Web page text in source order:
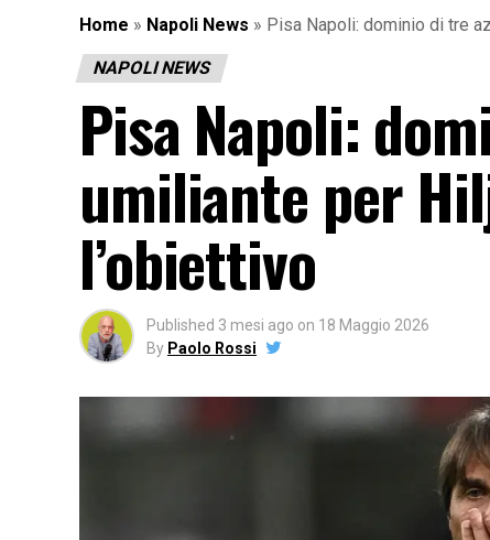
Home » Napoli News » Pisa Napoli: dominio di tre
NAPOLI NEWS
Pisa Napoli:
umiliante per
l’obiettivo
Published 3 mesi ago on 18 Maggio 2026
By Paolo Rossi